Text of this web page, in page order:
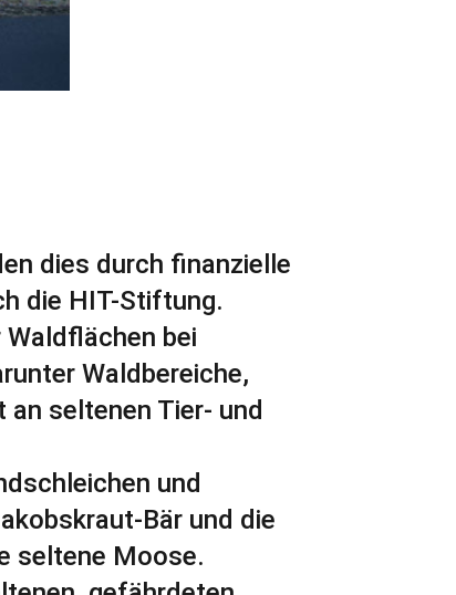
dies durch finanzielle
die HIT-Stiftung.
bei
Waldbereiche,
seltenen Tier- und
und
Bär und die
seltene Moose.